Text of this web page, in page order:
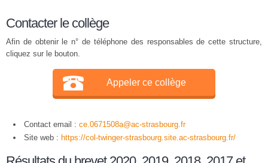
Contacter le collège
Afin de obtenir le n° de téléphone des responsables de cette structure,
cliquez sur le bouton.
Appeler ce collège
Contact email : ce.0671508a@ac-strasbourg.fr
Site web : https://col-twinger-strasbourg.site.ac-strasbourg.fr/